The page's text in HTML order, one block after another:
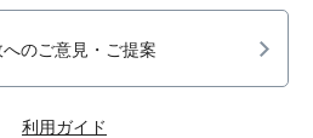
へのご意見・ご提案
利用ガイド